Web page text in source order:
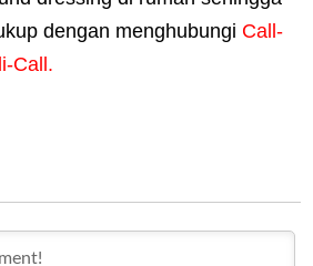
dengan menghubungi Call-
Call.